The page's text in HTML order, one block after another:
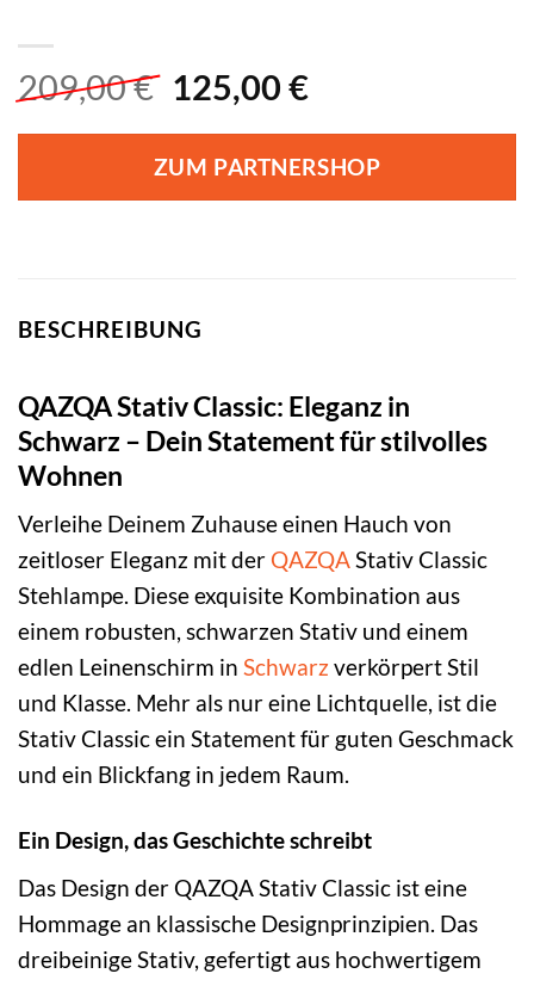
209,00€ Ursprünglicher
war:
209,00 €
125,00 €Aktueller
ist:
125,00 €.
ZUM PARTNERSHOP
BESCHREIBUNG
QAZQA Stativ Classic: Eleganz in
Schwarz – Dein Statement für stilvolles
Wohnen
Verleihe Deinem Zuhause einen Hauch von
zeitloser Eleganz mit der QAZQAStativ Classic
Stehlampe. Diese exquisite Kombination aus
einem robusten, schwarzen Stativ und einem
edlen Leinenschirm in Schwarz verkörpert Stil
und Klasse. Mehr als nur eine Lichtquelle, ist die
Stativ Classic ein Statement für guten Geschmack
und ein Blickfang in jedem Raum.
Ein Design, das Geschichte schreibt
Das Design der QAZQA Stativ Classic ist eine
Hommage an klassische Designprinzipien. Das
dreibeinige Stativ, gefertigt aus hochwertigem